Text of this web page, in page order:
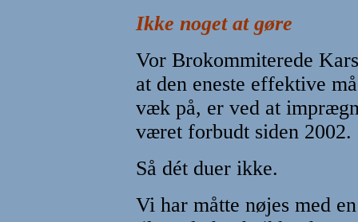
Ikke noget at gøre
Vor Brokommiterede
at den eneste effektive
væk på, er ved at
været forbudt siden 2002.
Så dét duer ikke.
Vi har måtte nøjes med